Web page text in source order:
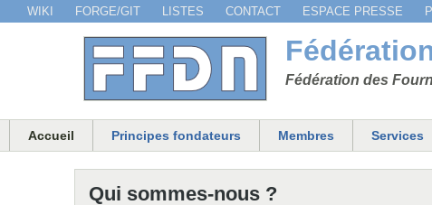
Fédération des
Menu secondaire
WIKI FORGE/GIT LISTES CONTACT ESPACE PRESSE
Menu principal
Accueil Principes fondateurs Membres Services
Qui sommes-nous ?